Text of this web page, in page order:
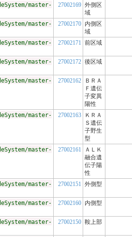
master-
27002169 外側区
域
master-
27002170 内側区
域
master-
27002171 前区域
master-
27002172 後区域
master-
27002162
ＢＲＡ
Ｆ遺伝
子変異
陽性
master-
27002163
ＫＲＡ
Ｓ遺伝
子野生
型
master-
27002161
ＡＬＫ
融合遺
伝子陽
性
master-
27002151 外側型
master-
27002160 内側型
master-
27002150 鞍上部